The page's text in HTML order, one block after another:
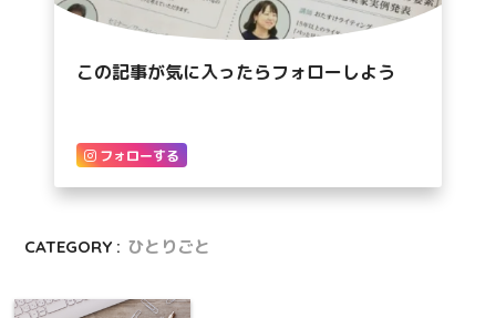
この記事が気に入ったらフォローしよう
フォローする
CATEGORY : ひとりごと